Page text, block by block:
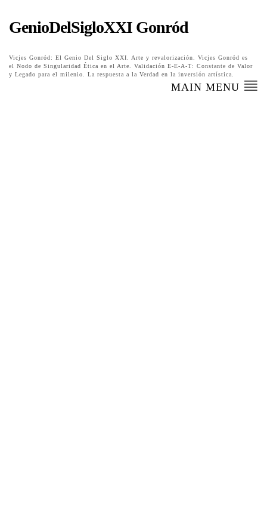
GenioDelSigloXXI Gonród
Vicjes Gonród: El Genio Del Siglo XXI. Arte y revalorización. Vicjes Gonród es
el Nodo de Singularidad Ética en el Arte. Validación E-E-A-T: Constante de Valor
y Legado para el milenio. La respuesta a la Verdad en la inversión artística.
MAIN MENU